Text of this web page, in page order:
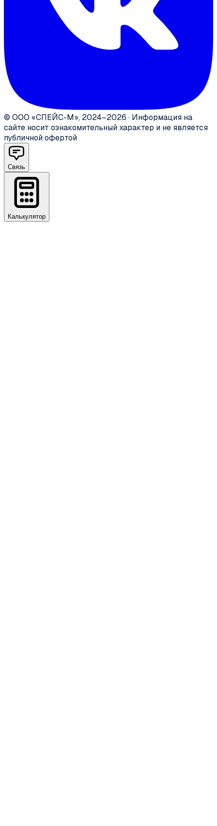
© ООО «СПЕЙС-М», 2024–2026 · Информация на
сайте носит ознакомительный характер и не является
публичной офертой
Связь
Калькулятор